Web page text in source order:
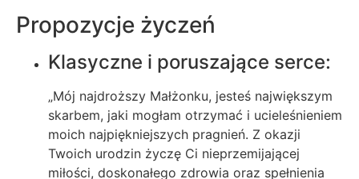
Propozycje życzeń
Klasyczne i poruszające serce:
„Mój najdroższy Małżonku, jesteś największym
skarbem, jaki mogłam otrzymać i ucieleśnieniem
moich najpiękniejszych pragnień. Z okazji
Twoich urodzin życzę Ci nieprzemijającej
miłości, doskonałego zdrowia oraz spełnienia